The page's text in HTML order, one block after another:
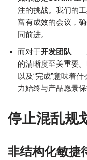
注的挑战。我们的
富有成效的会议，
同前进。
而对于开发团队——
的清晰度至关重要
以及“完成”意味着
力始终与产品愿景保
停止混乱规
非结构化敏捷